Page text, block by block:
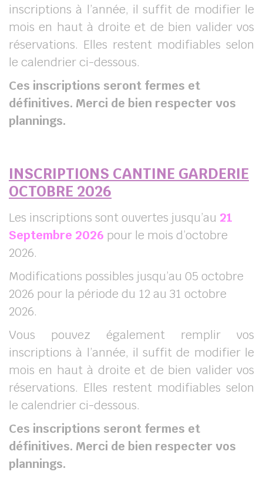
inscriptions à l’année, il suffit de modifier le
mois en haut à droite et de bien valider vos
réservations. Elles restent modifiables selon
le calendrier ci-dessous.
Ces inscriptions seront fermes et
définitives. Merci de bien respecter vos
plannings.
INSCRIPTIONS CANTINE GARDERIE
OCTOBRE 2026
Les inscriptions sont ouvertes jusqu’au 21
Septembre 2026 pour le mois d’octobre
2026.
Modifications possibles jusqu’au 05 octobre
2026 pour la période du 12 au 31 octobre
2026.
Vous pouvez également remplir vos
inscriptions à l’année, il suffit de modifier le
mois en haut à droite et de bien valider vos
réservations. Elles restent modifiables selon
le calendrier ci-dessous.
Ces inscriptions seront fermes et
définitives. Merci de bien respecter vos
plannings.